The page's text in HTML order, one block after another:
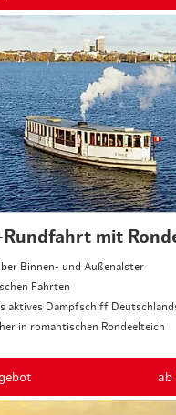
mit
Binnen- und Außenalster
Fahrten
aktives Dampfschiff
in romantischen Rondeelteich
ab